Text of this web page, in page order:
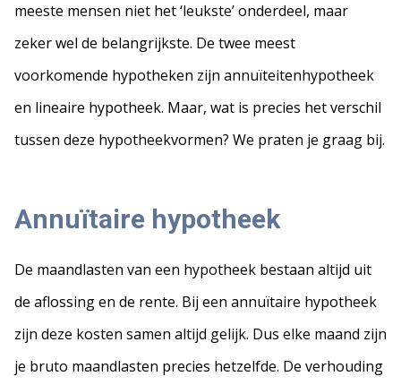
meeste mensen niet het ‘leukste’ onderdeel, maar
zeker wel de belangrijkste. De twee meest
voorkomende hypotheken zijn annuïteitenhypotheek
en lineaire hypotheek. Maar, wat is precies het verschil
tussen deze hypotheekvormen? We praten je graag bij.
Annuïtaire hypotheek
De maandlasten van een hypotheek bestaan altijd uit
de aflossing en de rente. Bij een annuïtaire hypotheek
zijn deze kosten samen altijd gelijk. Dus elke maand zijn
je bruto maandlasten precies hetzelfde. De verhouding